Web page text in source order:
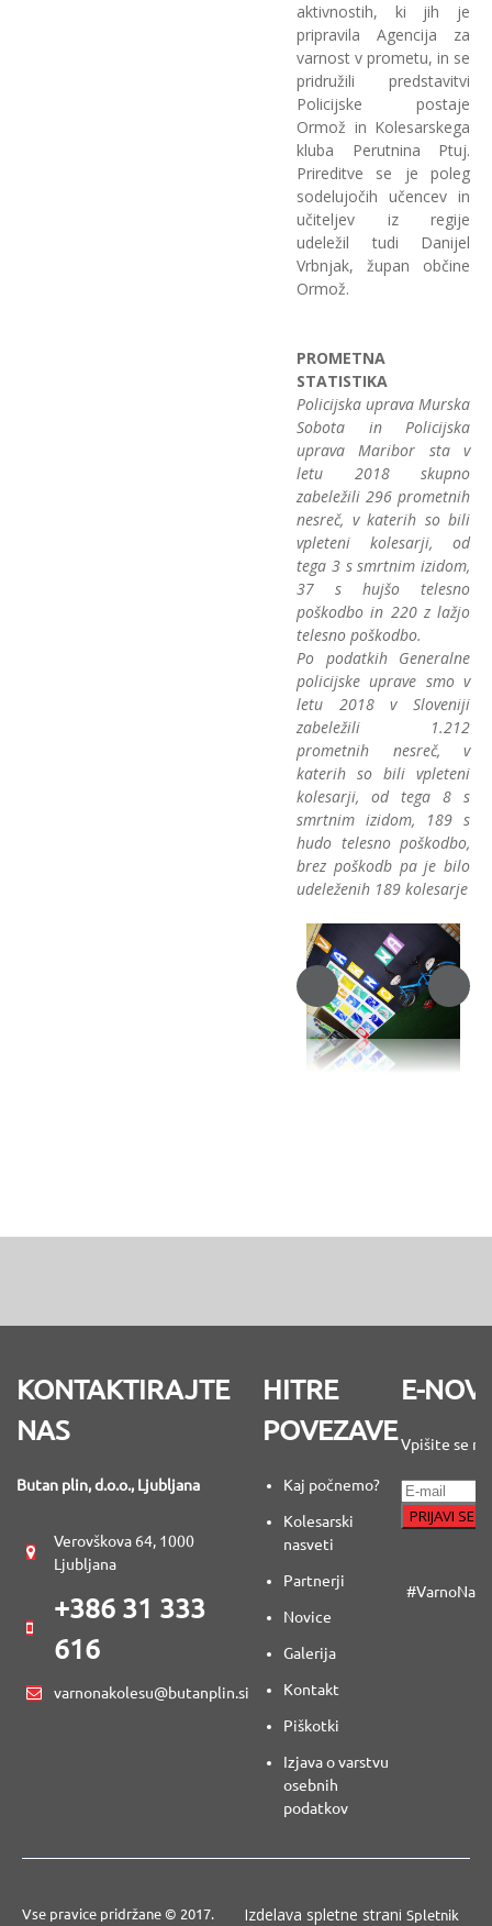
aktivnostih, ki jih je
pripravila Agencija za
varnost v prometu, in se
pridružili predstavitvi
Policijske postaje
Ormož in Kolesarskega
kluba Perutnina Ptuj.
Prireditve se je poleg
sodelujočih učencev in
učiteljev iz regije
udeležil tudi Danijel
Vrbnjak, župan občine
Ormož.
PROMETNA
STATISTIKA
Policijska uprava Murska
Sobota in Policijska
uprava Maribor sta v
letu 2018 skupno
zabeležili 296 prometnih
nesreč, v katerih so bili
vpleteni kolesarji, od
tega 3 s smrtnim izidom,
37 s hujšo telesno
poškodbo in 220 z lažjo
telesno poškodbo.
Po podatkih Generalne
policijske uprave smo v
letu 2018 v Sloveniji
zabeležili 1.212
prometnih nesreč, v
katerih so bili vpleteni
kolesarji, od tega 8 s
smrtnim izidom, 189 s
hudo telesno poškodbo,
brez poškodb pa je bilo
udeleženih 189 kolesarje
KONTAKTIRAJTE
NAS
Butan plin, d.o.o., Ljubljana
Verovškova 64, 1000
Ljubljana
+386 31 333
616
varnonakolesu@butanplin.si
HITRE
POVEZAVE
Kaj počnemo?
Kolesarski
nasveti
Partnerji
Novice
Galerija
Kontakt
Piškotki
Izjava o varstvu
osebnih
podatkov
E-
Vpišite se na
Vse pravice pridržane © 2017. Izdelava spletne strani Spletnik